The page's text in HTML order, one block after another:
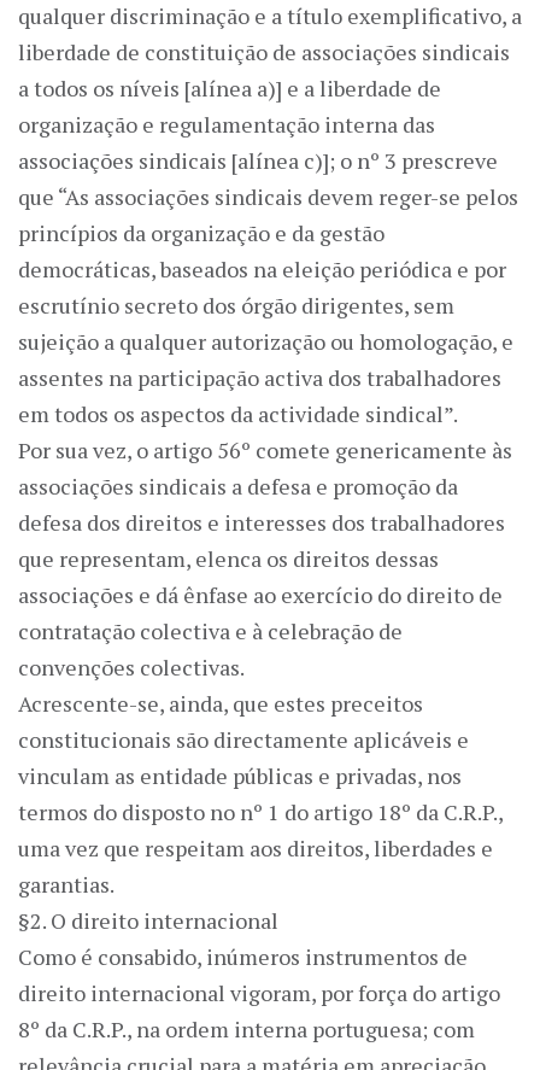
qualquer discriminação e a título exemplificativo, a
liberdade de constituição de associações sindicais
a todos os níveis [alínea a)] e a liberdade de
organização e regulamentação interna das
associações sindicais [alínea c)]; o nº 3 prescreve
que “As associações sindicais devem reger-se pelos
princípios da organização e da gestão
democráticas, baseados na eleição periódica e por
escrutínio secreto dos órgão dirigentes, sem
sujeição a qualquer autorização ou homologação, e
assentes na participação activa dos trabalhadores
em todos os aspectos da actividade sindical”.
Por sua vez, o artigo 56º comete genericamente às
associações sindicais a defesa e promoção da
defesa dos direitos e interesses dos trabalhadores
que representam, elenca os direitos dessas
associações e dá ênfase ao exercício do direito de
contratação colectiva e à celebração de
convenções colectivas.
Acrescente-se, ainda, que estes preceitos
constitucionais são directamente aplicáveis e
vinculam as entidade públicas e privadas, nos
termos do disposto no nº 1 do artigo 18º da C.R.P.,
uma vez que respeitam aos direitos, liberdades e
garantias.
§2. O direito internacional
Como é consabido, inúmeros instrumentos de
direito internacional vigoram, por força do artigo
8º da C.R.P., na ordem interna portuguesa; com